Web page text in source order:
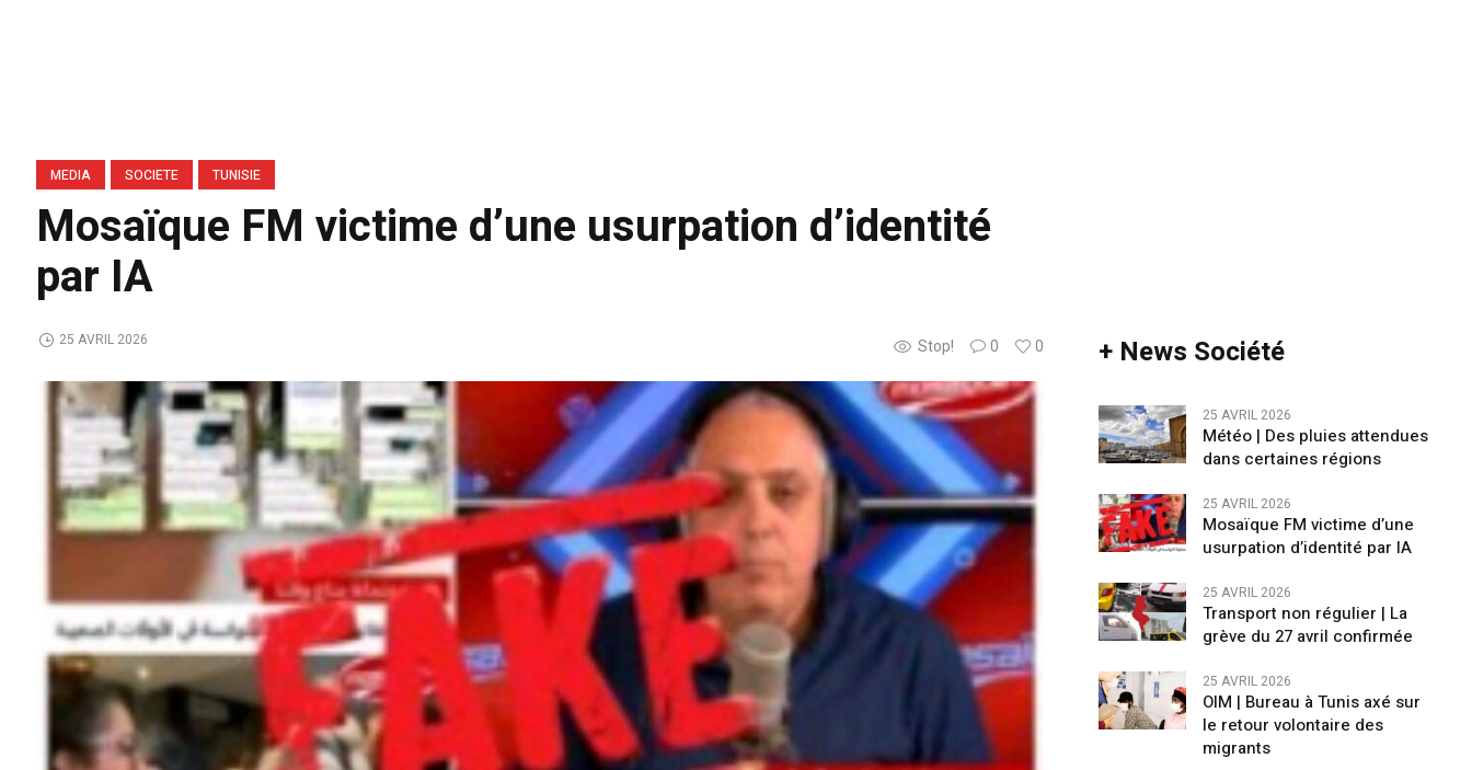
MEDIA SOCIETE TUNISIE
Mosaïque FM victime d’une usurpation d’identité
par IA
Stop! 0 0
25 AVRIL 2026 + News Société
25 AVRIL 2026
Météo | Des pluies attendues
dans certaines régions
25 AVRIL 2026
Mosaïque FM victime d’une
usurpation d’identité par IA
25 AVRIL 2026
Transport non régulier | La
grève du 27 avril confirmée
25 AVRIL 2026
OIM | Bureau à Tunis axé sur
le retour volontaire des
migrants